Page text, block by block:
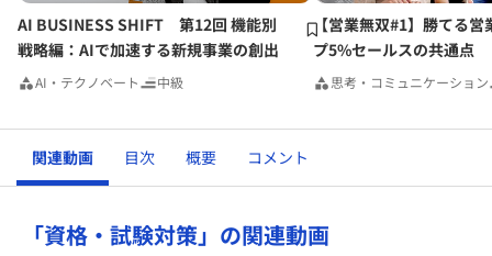
AI BUSINESS SHIFT 第12回 機能別
戦略編：AIで加速する新規事業の創出
AI・テクノベート 中級
【営業無双#1】勝てる営
プ5%セールスの共通点
思考・コミュニケーション
関連動画 目次 概要 コメント
「資格・試験対策」の関連動画